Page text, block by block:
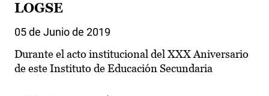
LOGSE
05 de Junio de 2019
Durante el acto institucional del XXX Aniversario
de este Instituto de Educación Secundaria